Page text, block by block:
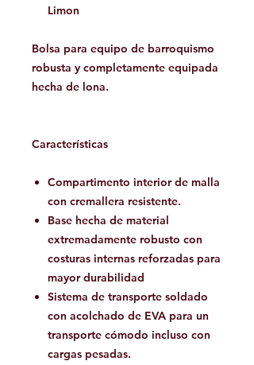
Limon
Bolsa para equipo de barroquismo
robusta y completamente equipada
hecha de lona.
Características
Compartimento interior de malla
con cremallera resistente.
Base hecha de material
extremadamente robusto con
costuras internas reforzadas para
mayor durabilidad
Sistema de transporte soldado
con acolchado de EVA para un
transporte cómodo incluso con
cargas pesadas.